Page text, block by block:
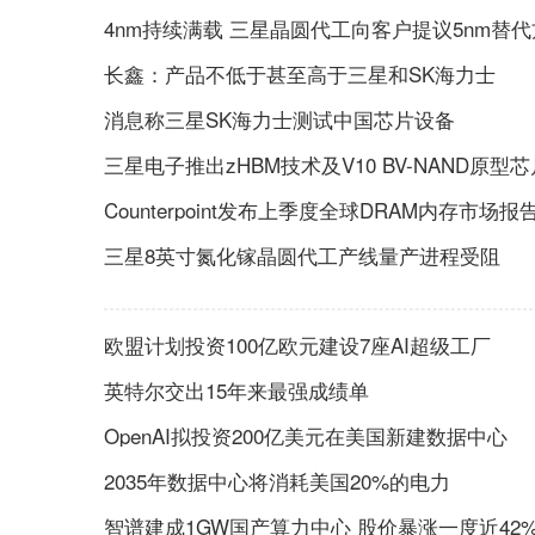
4nm持续满载 三星晶圆代工向客户提议5nm替
长鑫：产品不低于甚至高于三星和SK海力士
消息称三星SK海力士测试中国芯片设备
三星电子推出zHBM技术及V10 BV-NAND原型
Counterpoint发布上季度全球DRAM内存市场报
三星8英寸氮化镓晶圆代工产线量产进程受阻
欧盟计划投资100亿欧元建设7座AI超级工厂
英特尔交出15年来最强成绩单
OpenAI拟投资200亿美元在美国新建数据中心
2035年数据中心将消耗美国20%的电力
智谱建成1GW国产算力中心 股价暴涨一度近